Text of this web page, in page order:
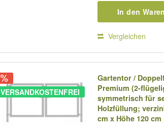
In den
Vergleichen
VERSANDKOSTENFREI
Gartentor /
Premium (2-
symmetrisch für
Holzfüllung;
cm x Höhe 120 cm